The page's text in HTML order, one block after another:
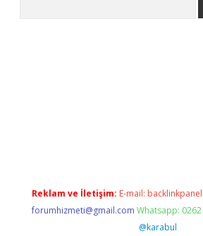
Reklam ve İletişim: E-mail:
forumhizmeti@gmail.com Whatsapp:
@karabul